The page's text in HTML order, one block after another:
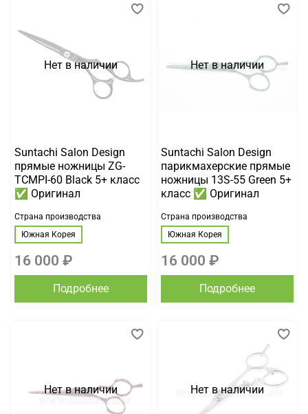
Нет в наличии
Suntachi Salon Design
прямые ножницы ZG-
TCMPI-60 Black 5+ класс
✅ Оригинал
Страна производства
Южная Корея
16 000 ₽
Подробнее
Нет в наличии
Suntachi Salon Design
парикмахерские прямые
ножницы 13S-55 Green 5+
класс ✅ Оригинал
Страна производства
Южная Корея
16 000 ₽
Подробнее
Нет в наличии Нет в наличии